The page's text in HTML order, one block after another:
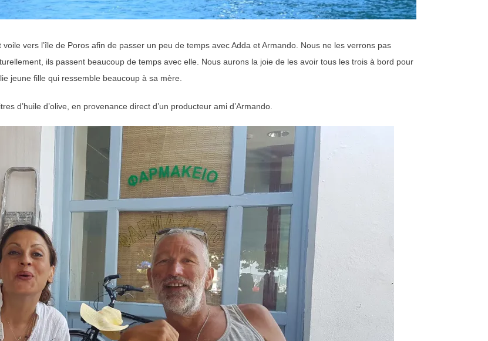
vers l’île de Poros afin de passer un peu de temps avec Adda et Armando. Nous ne les verrons pas
ils passent beaucoup de temps avec elle. Nous aurons la joie de les avoir tous les trois à bord pour
jeune fille qui ressemble beaucoup à sa mère.
d’huile d’olive, en provenance direct d’un producteur ami d’Armando.